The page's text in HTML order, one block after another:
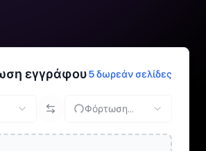
εγγράφου5 δωρεάν σελίδες
Φόρτωση...